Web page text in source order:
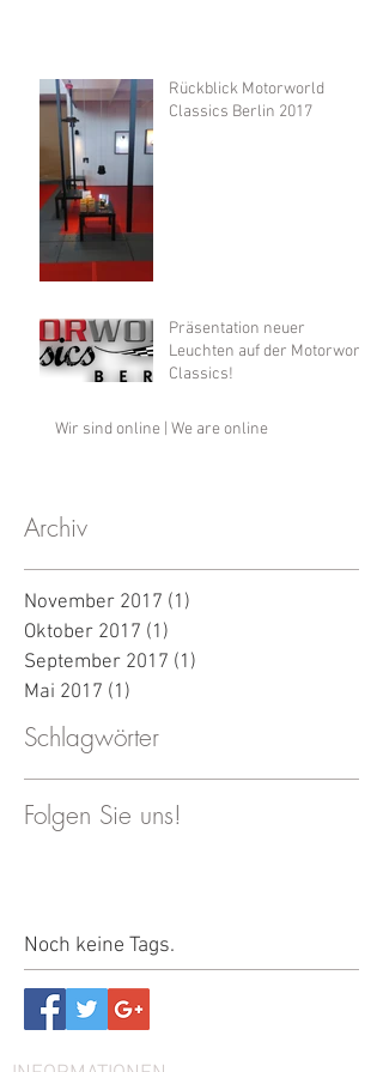
Folgen Sie uns!
Schlagwörter
Archiv
Rückblick Motorworld
Classics Berlin 2017
Präsentation neuer
Leuchten auf der Motorworld
Classics!
Wir sind online | We are online
November 2017 (1)
Oktober 2017 (1)
September 2017 (1)
Mai 2017 (1)
Noch keine Tags.